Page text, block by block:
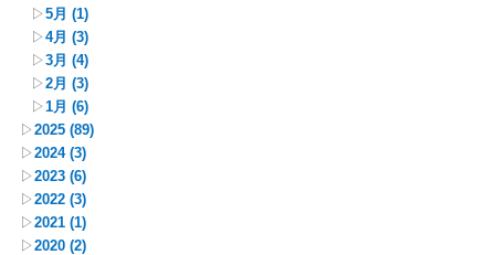
▷5月 (1)
▷4月 (3)
▷3月 (4)
▷2月 (3)
▷1月 (6)
▷2025 (89)
▷2024 (3)
▷2023 (6)
▷2022 (3)
▷2021 (1)
▷2020 (2)